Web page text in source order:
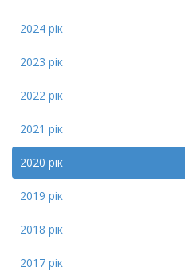
2024 рік
2023 рік
2022 рік
2021 рік
2020 рік
2019 рік
2018 рік
2017 рік